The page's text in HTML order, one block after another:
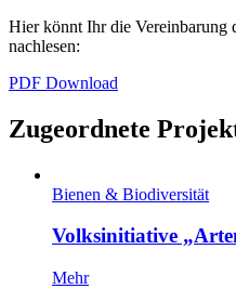
Hier könnt Ihr die
nachlesen:
PDF Download
Zugeordnete
Bienen & Biodiversität
Volksinitiative
Mehr